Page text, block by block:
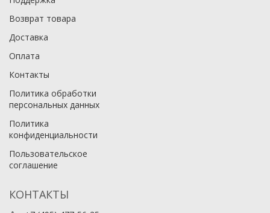
Возврат товара
Доставка
Оплата
Контакты
Политика обработки
персональных данных
Политика
конфиденциальности
Пользовательское
соглашение
КОНТАКТЫ